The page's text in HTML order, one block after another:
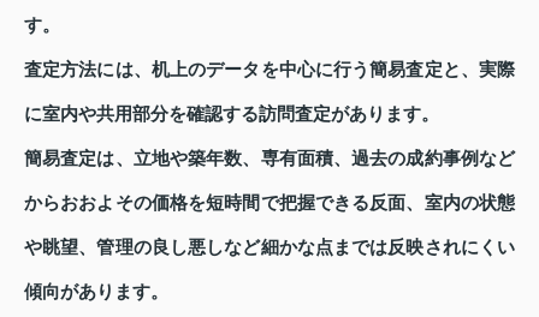
す。
査定方法には、机上のデータを中心に行う簡易査定と、実際
に室内や共用部分を確認する訪問査定があります。
簡易査定は、立地や築年数、専有面積、過去の成約事例など
からおおよその価格を短時間で把握できる反面、室内の状態
や眺望、管理の良し悪しなど細かな点までは反映されにくい
傾向があります。